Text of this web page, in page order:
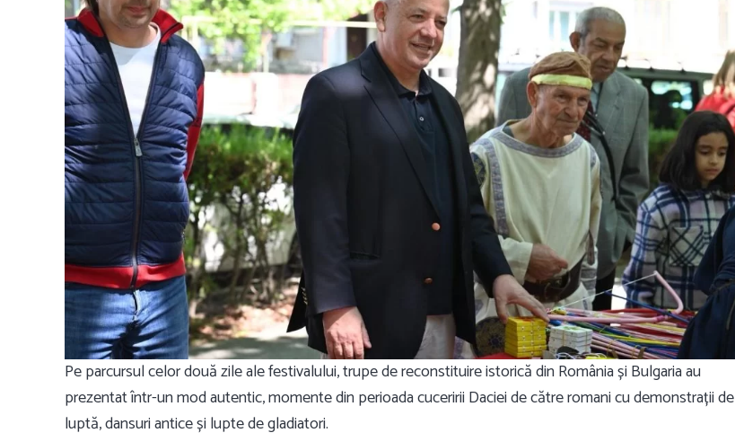
Pe parcursul celor două zile ale festivalului, trupe de reconstituire istorică din România și Bulgaria au
prezentat într-un mod autentic, momente din perioada cuceririi Daciei de către romani cu demonstrații de
luptă, dansuri antice și lupte de gladiatori.